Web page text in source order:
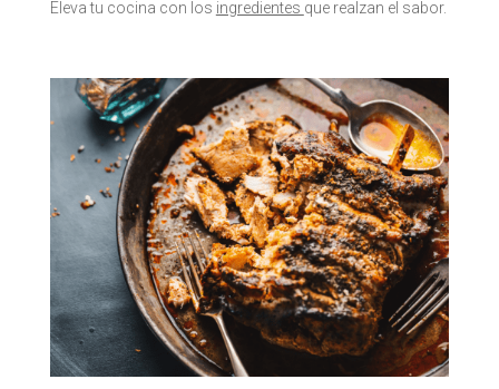
Eleva tu cocina con los ingredientes que realzan el sabor.